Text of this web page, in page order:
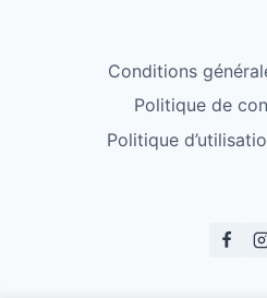
Conditions
Politique de
Politique